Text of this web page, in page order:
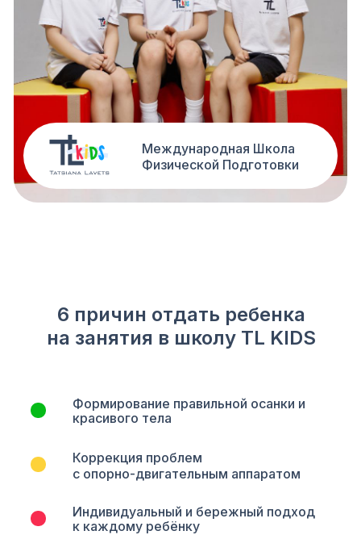
Международная Школа
Физической Подготовки
6 причин отдать ребенка
на занятия в школу TL KIDS
Формирование правильной осанки и
красивого тела
Коррекция проблем
с опорно-двигательным аппаратом
Индивидуальный и бережный подход
к каждому ребёнку